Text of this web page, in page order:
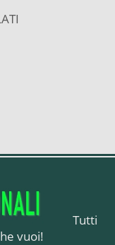
Tutti
vuoi!